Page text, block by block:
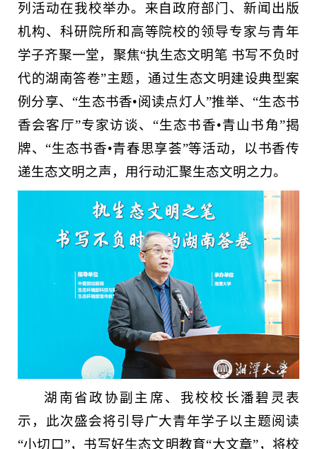
列活动在我校举办。来自政府部门、新闻出版
机构、科研院所和高等院校的领导专家与青年
学子齐聚一堂，聚焦“执生态文明笔 书写不负时
代的湖南答卷”主题，通过生态文明建设典型案
例分享、“生态书香•阅读点灯人”推举、“生态书
香会客厅”专家访谈、“生态书香•青山书角”揭
牌、“生态书香•青春思享荟”等活动，以书香传
递生态文明之声，用行动汇聚生态文明之力。
湖南省政协副主席、我校校长潘碧灵表
示，此次盛会将引导广大青年学子以主题阅读
“小切口”，书写好生态文明教育“大文章”，将校